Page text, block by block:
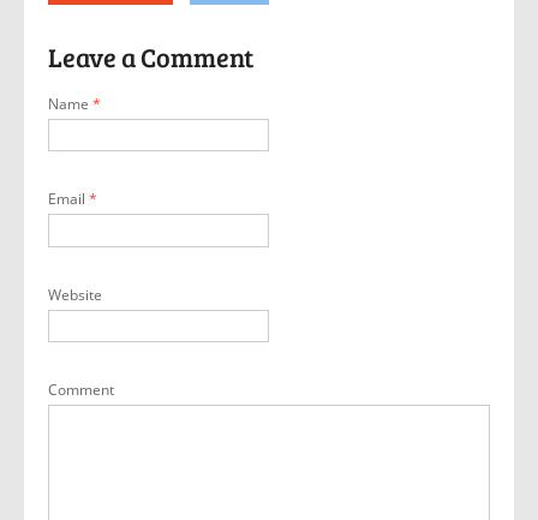
Leave a Comment
Name *
Email *
Website
Comment